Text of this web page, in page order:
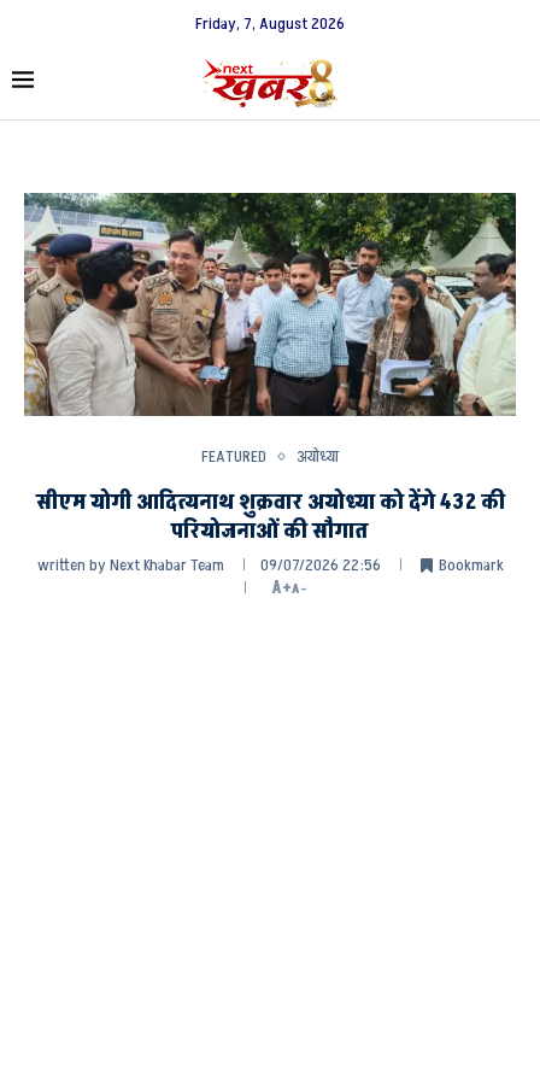
Friday, 7, August 2026
FEATURED अयोध्या
सीएम योगी आदित्यनाथ शुक्रवार अयोध्या को देंगे 432 की
परियोजनाओं की सौगात
written byNext Khabar Team 09/07/2026 22:56
Bookmark
A+A-